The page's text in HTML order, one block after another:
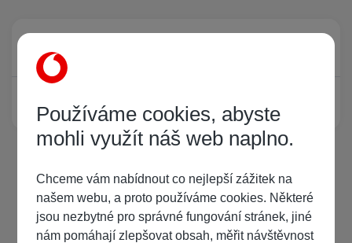
Právě prohlíží tuto stránku
Žádný registrovaný uživatel si neprohlíží tuto stránku
Používáme cookies, abyste
mohli využít náš web naplno.
Chceme vám nabídnout co nejlepší zážitek na
našem webu, a proto používáme cookies. Některé
jsou nezbytné pro správné fungování stránek, jiné
nám pomáhají zlepšovat obsah, měřit návštěvnost